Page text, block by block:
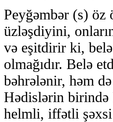
Peyğəmbər (s) öz
üzləşdiyini,
və eşitdirir ki,
olmağıdır. Belə
bəhrələnir, həm
Hədislərin birində
helmli, iffətli